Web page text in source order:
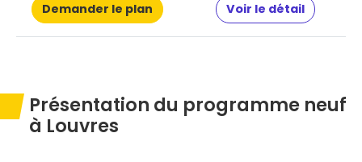
Demander le plan Voir le détail
Présentation du programme neuf
à Louvres